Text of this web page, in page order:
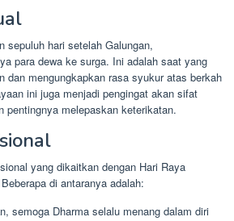
sepuluh hari setelah Galungan,
para dewa ke surga. Ini adalah saat yang
dan mengungkapkan rasa syukur atas berkah
ini juga menjadi pengingat akan sifat
pentingnya melepaskan keterikatan.
yang dikaitkan dengan Hari Raya
di antaranya adalah:
semoga Dharma selalu menang dalam diri